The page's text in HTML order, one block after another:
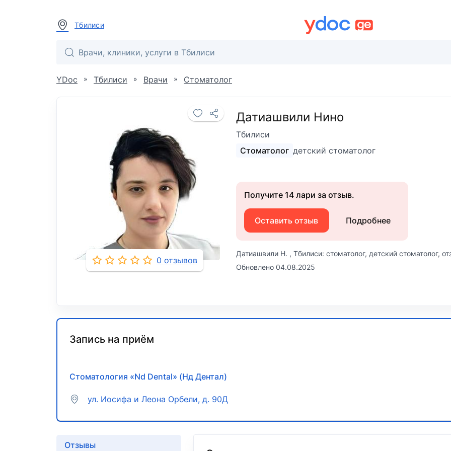
Тбилиси
YDoc » Тбилиси » Врачи » Стоматолог
0 отзывов
Датиашвили Нино
Тбилиси
Стоматолог детский стоматолог
Получите 14 лари за отзыв.
Оставить отзыв Подробнее
Датиашвили Н. , Тбилиси: стоматолог, детский стоматолог,
Обновлено 04.08.2025
Запись на приём
Стоматология «Nd Dental» (Нд Дентал)
ул. Иосифа и Леона Орбели, д. 90Д
Отзывы